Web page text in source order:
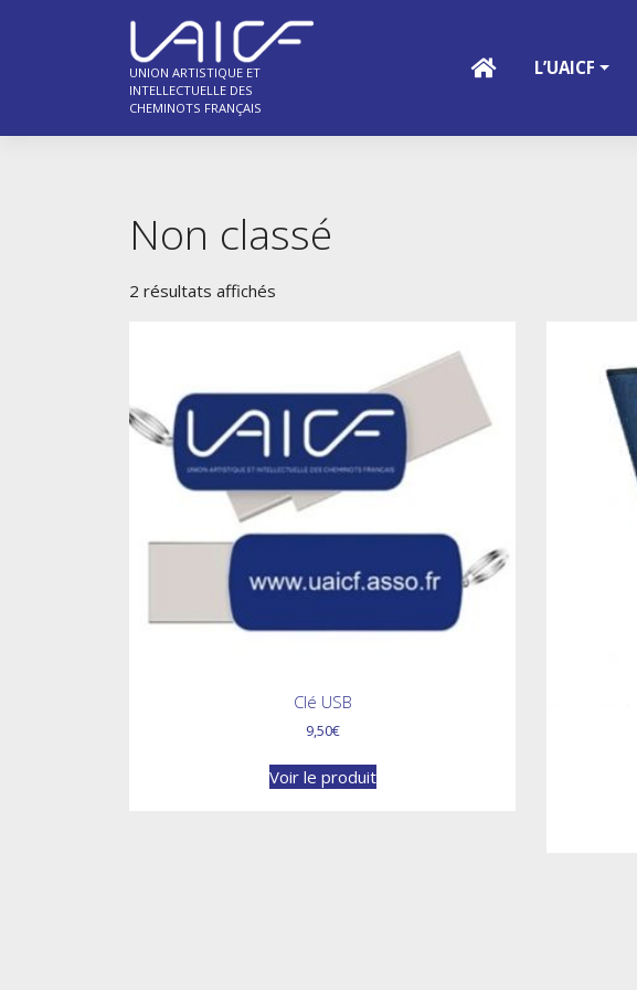
UNION ARTISTIQUE ET
INTELLECTUELLE DES
CHEMINOTS FRANÇAIS
L’UAICF
Non classé
2 résultats affichés
Clé USB
9,50€
Voir le produit